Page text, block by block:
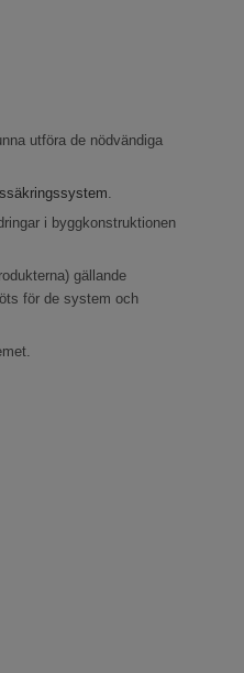
utföra de nödvändiga
.
i byggkonstruktionen
gällande
för de system och